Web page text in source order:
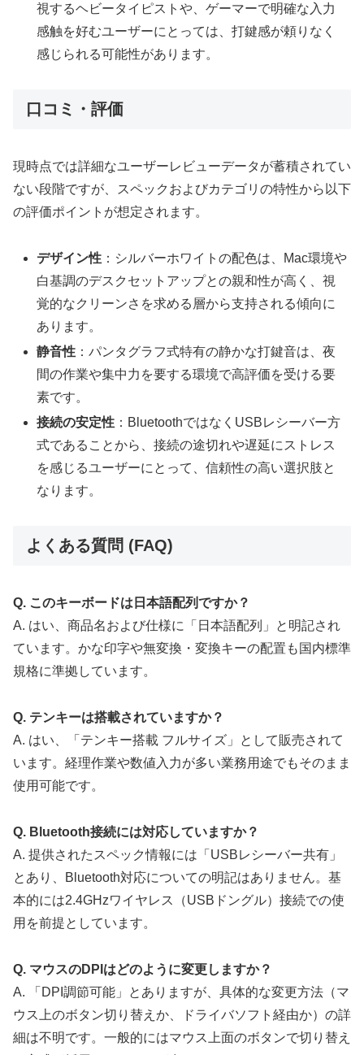
視するヘビータイピストや、ゲーマーで明確な入力
感触を好むユーザーにとっては、打鍵感が頼りなく
感じられる可能性があります。
口コミ・評価
現時点では詳細なユーザーレビューデータが蓄積されてい
ない段階ですが、スペックおよびカテゴリの特性から以下
の評価ポイントが想定されます。
デザイン性 ：シルバーホワイトの配色は、Mac環境や
白基調のデスクセットアップとの親和性が高く、視
覚的なクリーンさを求める層から支持される傾向に
あります。
静音性 ：パンタグラフ式特有の静かな打鍵音は、夜
間の作業や集中力を要する環境で高評価を受ける要
素です。
接続の安定性 ：BluetoothではなくUSBレシーバー方
式であることから、接続の途切れや遅延にストレス
を感じるユーザーにとって、信頼性の高い選択肢と
なります。
よくある質問 (FAQ)
Q. このキーボードは日本語配列ですか？
A. はい、商品名および仕様に「日本語配列」と明記され
ています。かな印字や無変換・変換キーの配置も国内標準
規格に準拠しています。
Q. テンキーは搭載されていますか？
A. はい、「テンキー搭載 フルサイズ」として販売されて
います。経理作業や数値入力が多い業務用途でもそのまま
使用可能です。
Q. Bluetooth接続には対応していますか？
A. 提供されたスペック情報には「USBレシーバー共有」
とあり、Bluetooth対応についての明記はありません。基
本的には2.4GHzワイヤレス（USBドングル）接続での使
用を前提としています。
Q. マウスのDPIはどのように変更しますか？
A. 「DPI調節可能」とありますが、具体的な変更方法（マ
ウス上のボタン切り替えか、ドライバソフト経由か）の詳
細は不明です。一般的にはマウス上面のボタンで切り替え